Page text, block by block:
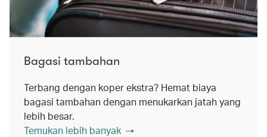
Bagasi tambahan
Terbang dengan koper ekstra? Hemat biaya
bagasi tambahan dengan menukarkan jatah yang
lebih besar.
Temukan lebih banyak